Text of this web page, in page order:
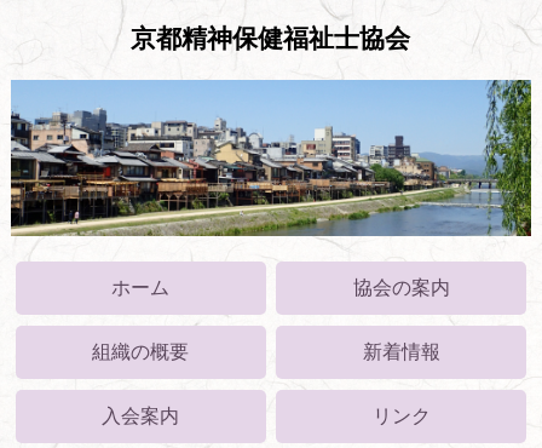
京都精神保健福祉士協会
ホーム 協会の案内
組織の概要 新着情報
入会案内 リンク